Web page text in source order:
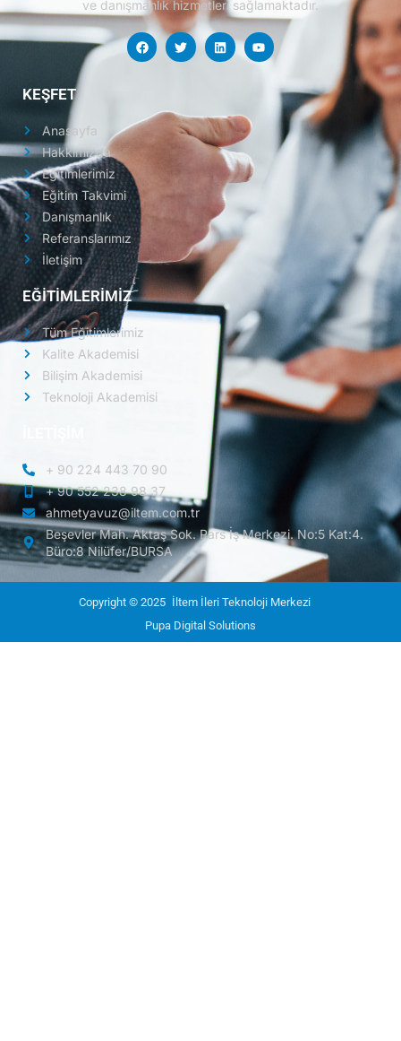
ve danışmanlık hizmetleri sağlamaktadır.
KEŞFET
Anasayfa
Hakkımızda
Eğitimlerimiz
Eğitim Takvimi
Danışmanlık
Referanslarımız
İletişim
EĞİTİMLERİMİZ
Tüm Eğitimlerimiz
Kalite Akademisi
Bilişim Akademisi
Teknoloji Akademisi
+ 90 224 443 70 90
+ 90 552 238 98 37
ahmetyavuz@iltem.com.tr
Beşevler Mah. Aktaş Sok. Pars İş Merkezi. No:5 Kat:4.
Büro:8 Nilüfer/BURSA
Copyright © 2025 İltem İleri Teknoloji Merkezi
Pupa Digital Solutions